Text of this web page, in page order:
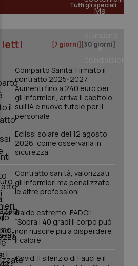
Tutti gli speciali
letti [7 giorni] [30 giorni]
Comparto Sanità. Firmato il
contratto 2025-2027.
Aumenti fino a 240 euro per
gli infermieri, arriva il capitolo
sull'IA e nuove tutele per il
personale
Eclissi solare del 12 agosto
2026, come osservarla in
sicurezza
Contratto sanità, valorizzati
gli infermieri ma penalizzate
le altre professioni
Caldo estremo, FADOI:
“Sopra i 40 gradi il corpo può
non riuscire più a disperdere
il calore”
Covid. Il silenzio di Fauci e il